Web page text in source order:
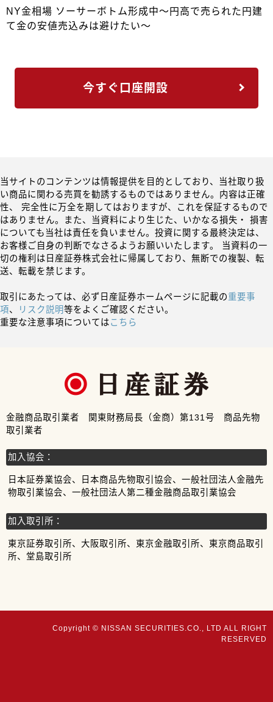
NY金相場 ソーサーボトム形成中～円高で売られた円建
て金の安値売込みは避けたい～
今すぐ口座開設
当サイトのコンテンツは情報提供を目的としており、当社取り扱
い商品に関わる売買を勧誘するものではありません。内容は正確
性、 完全性に万全を期してはおりますが、これを保証するもので
はありません。また、当資料により生じた、いかなる損失・ 損害
についても当社は責任を負いません。投資に関する最終決定は、
お客様ご自身の判断でなさるようお願いいたします。 当資料の一
切の権利は日産証券株式会社に帰属しており、無断での複製、転
送、転載を禁じます。
取引にあたっては、必ず日産証券ホームページに記載の重要事
項、 リスク説明等をよくご確認ください。
重要な注意事項についてはこちら
金融商品取引業者 関東財務局長（金商）第131号 商品先物
取引業者
加入協会：
日本証券業協会、日本商品先物取引協会、一般社団法人金融先
物取引業協会、一般社団法人第二種金融商品取引業協会
加入取引所：
東京証券取引所、大阪取引所、東京金融取引所、東京商品取引
所、堂島取引所
Copyright © NISSAN SECURITIES.CO., LTD ALL RIGHT
RESERVED